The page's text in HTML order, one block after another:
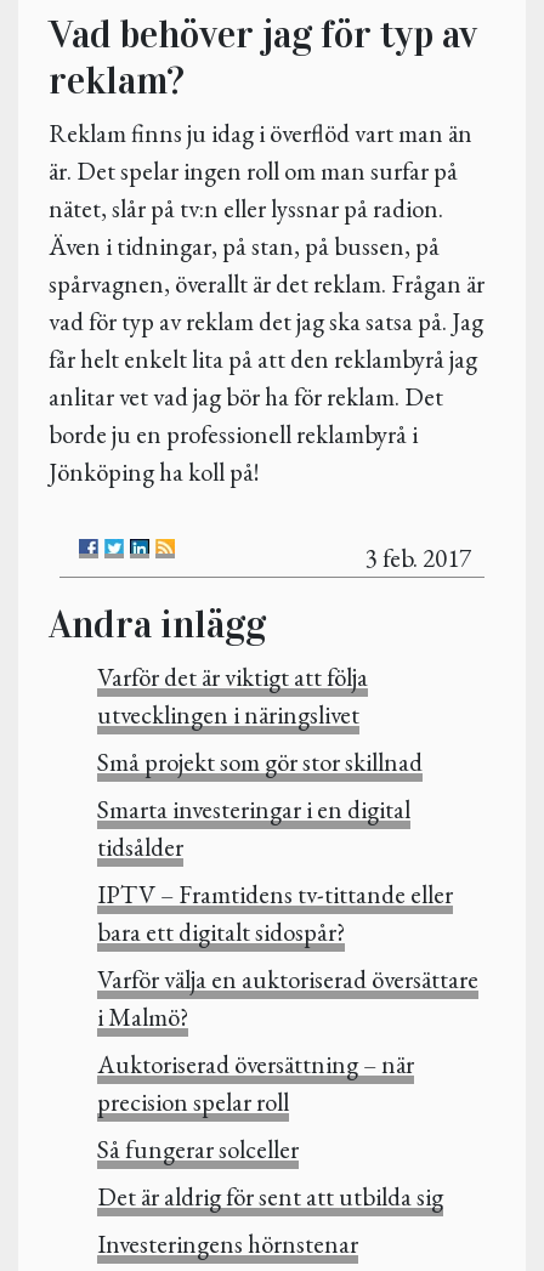
Vad behöver jag för typ av
reklam?
Reklam finns ju idag i överflöd vart man än
är. Det spelar ingen roll om man surfar på
nätet, slår på tv:n eller lyssnar på radion.
Även i tidningar, på stan, på bussen, på
spårvagnen, överallt är det reklam. Frågan är
vad för typ av reklam det jag ska satsa på. Jag
får helt enkelt lita på att den reklambyrå jag
anlitar vet vad jag bör ha för reklam. Det
borde ju en professionell reklambyrå i
Jönköping ha koll på!
3 feb. 2017
Andra inlägg
Varför det är viktigt att följa
utvecklingen i näringslivet
Små projekt som gör stor skillnad
Smarta investeringar i en digital
tidsålder
IPTV – Framtidens tv-tittande eller
bara ett digitalt sidospår?
Varför välja en auktoriserad översättare
i Malmö?
Auktoriserad översättning – när
precision spelar roll
Så fungerar solceller
Det är aldrig för sent att utbilda sig
Investeringens hörnstenar